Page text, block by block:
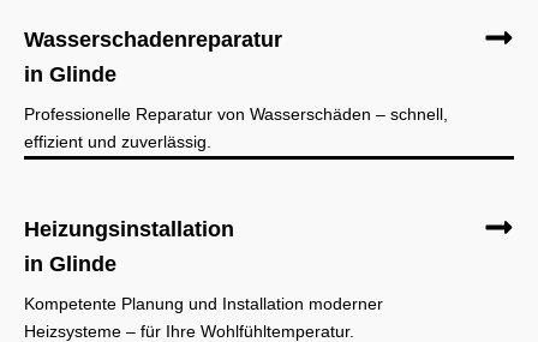
Wasserschadenreparatur
in Glinde
Professionelle Reparatur von Wasserschäden – schnell,
effizient und zuverlässig.
Heizungsinstallation
in Glinde
Kompetente Planung und Installation moderner
Heizsysteme – für Ihre Wohlfühltemperatur.